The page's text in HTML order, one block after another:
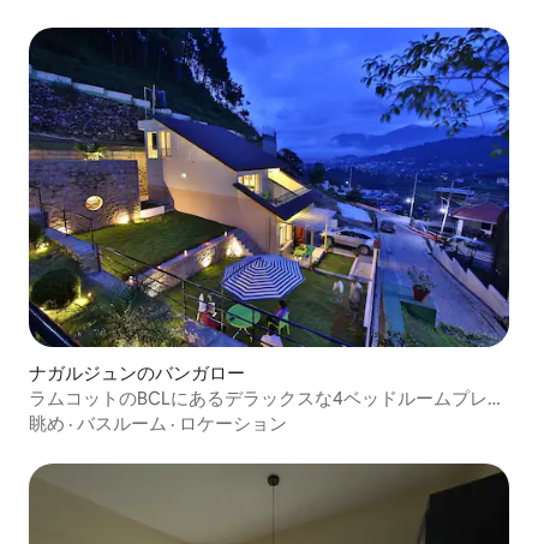
ナガルジュンのバンガロー
ラムコットのBCLにあるデラックスな4ベッドルームプレミ
アムヴィラ
眺め · バスルーム · ロケーション